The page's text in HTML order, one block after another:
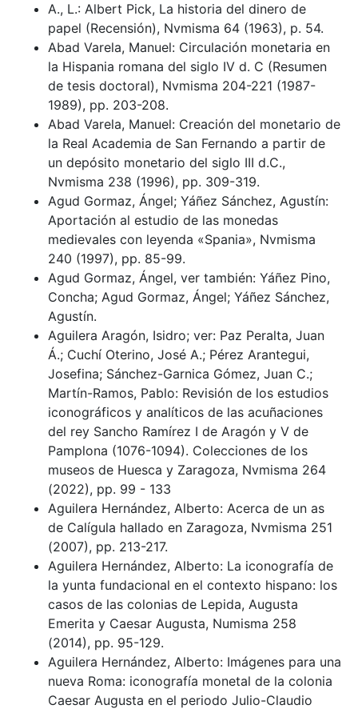
A., L.: Albert Pick, La historia del dinero de
papel (Recensión), Nvmisma 64 (1963), p. 54.
Abad Varela, Manuel: Circulación monetaria en
la Hispania romana del siglo IV d. C (Resumen
de tesis doctoral), Nvmisma 204-221 (1987-
1989), pp. 203-208.
Abad Varela, Manuel: Creación del monetario de
la Real Academia de San Fernando a partir de
un depósito monetario del siglo III d.C.,
Nvmisma 238 (1996), pp. 309-319.
Agud Gormaz, Ángel; Yáñez Sánchez, Agustín:
Aportación al estudio de las monedas
medievales con leyenda «Spania», Nvmisma
240 (1997), pp. 85-99.
Agud Gormaz, Ángel, ver también: Yáñez Pino,
Concha; Agud Gormaz, Ángel; Yáñez Sánchez,
Agustín.
Aguilera Aragón, Isidro; ver: Paz Peralta, Juan
Á.; Cuchí Oterino, José A.; Pérez Arantegui,
Josefina; Sánchez-Garnica Gómez, Juan C.;
Martín-Ramos, Pablo: Revisión de los estudios
iconográficos y analíticos de las acuñaciones
del rey Sancho Ramírez I de Aragón y V de
Pamplona (1076-1094). Colecciones de los
museos de Huesca y Zaragoza, Nvmisma 264
(2022), pp. 99 - 133
Aguilera Hernández, Alberto: Acerca de un as
de Calígula hallado en Zaragoza, Nvmisma 251
(2007), pp. 213-217.
Aguilera Hernández, Alberto: La iconografía de
la yunta fundacional en el contexto hispano: los
casos de las colonias de Lepida, Augusta
Emerita y Caesar Augusta, Numisma 258
(2014), pp. 95-129.
Aguilera Hernández, Alberto: Imágenes para una
nueva Roma: iconografía monetal de la colonia
Caesar Augusta en el periodo Julio-Claudio